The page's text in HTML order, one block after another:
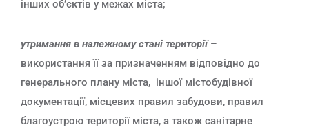
інших об’єктів у межах міста;
утримання в належному стані території–
використання її за призначенням відповідно до
генерального плану міста, іншої містобудівної
документації, місцевих правил забудови, правил
благоустрою території міста, а також санітарне